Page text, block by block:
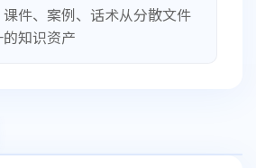
件、案例、话术从分散文件
知识资产